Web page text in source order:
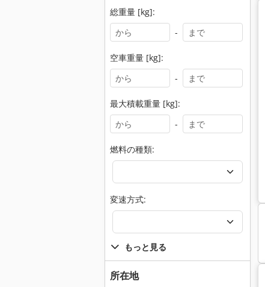
総重量 [kg]:
-
空車重量 [kg]:
-
最大積載重量 [kg]:
-
燃料の種類:
変速方式:
もっと見る
所在地
Jcb 8025 Zts